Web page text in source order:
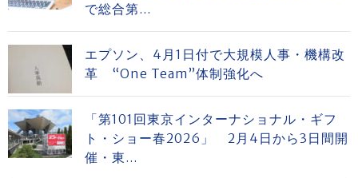
で総合第...
エプソン、4月1日付で大規模人事・機構改
革 “One Team”体制強化へ
「第101回東京インターナショナル・ギフ
ト・ショー春2026」 2月4日から3日間開
催・東...